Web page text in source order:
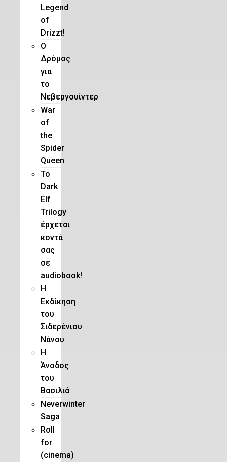
Legend
of
Drizzt!
O
Δρόμος
για
το
Νεβεργουίντερ
War
of
the
Spider
Queen
Το
Dark
Elf
Trilogy
έρχεται
κοντά
σας
σε
audiobook!
Η
Εκδίκηση
του
Σιδερένιου
Νάνου
Η
Άνοδος
του
Βασιλιά
Neverwinter
Saga
Roll
for
(cinema)